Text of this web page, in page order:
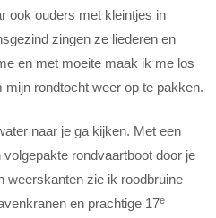
ook ouders met kleintjes in
zingen ze liederen en
en met moeite maak ik me los
rondtocht weer op te pakken.
naar je ga kijken. Met een
rondvaartboot door je
weerskanten zie ik roodbruine
en prachtige 17e